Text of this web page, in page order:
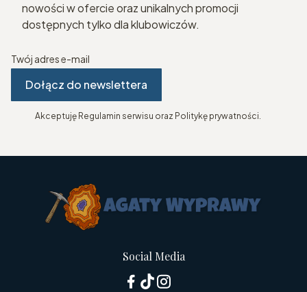
nowości w ofercie oraz unikalnych promocji
dostępnych tylko dla klubowiczów.
Twój adres e-mail
Dołącz do newslettera
Akceptuję Regulamin serwisu oraz Politykę prywatności.
Social Media